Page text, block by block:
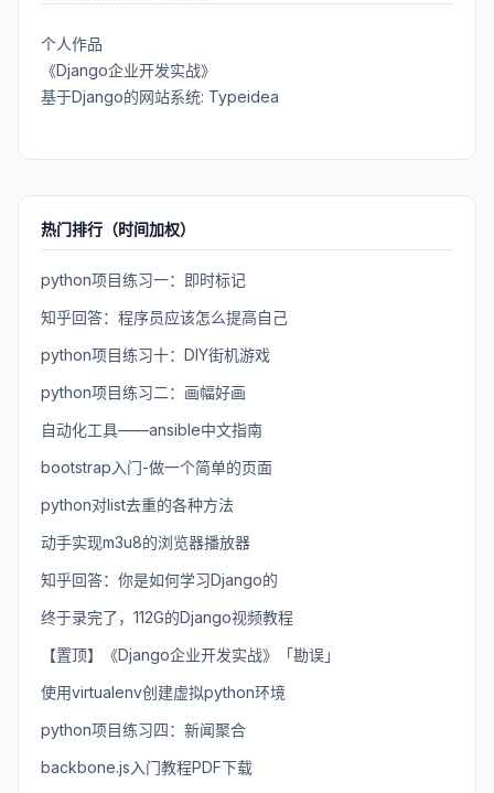
个人作品
《Django企业开发实战》
基于Django的网站系统: Typeidea
热门排行（时间加权）
python项目练习一：即时标记
知乎回答：程序员应该怎么提高自己
python项目练习十：DIY街机游戏
python项目练习二：画幅好画
自动化工具——ansible中文指南
bootstrap入门-做一个简单的页面
python对list去重的各种方法
动手实现m3u8的浏览器播放器
知乎回答：你是如何学习Django的
终于录完了，112G的Django视频教程
【置顶】《Django企业开发实战》「勘误」
使用virtualenv创建虚拟python环境
python项目练习四：新闻聚合
backbone.js入门教程PDF下载